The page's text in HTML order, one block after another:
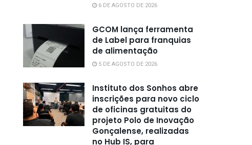
6 DE AGOSTO DE 2026
GCOM lança ferramenta
de Label para franquias
de alimentação
5 DE AGOSTO DE 2026
Instituto dos Sonhos abre
inscrições para novo ciclo
de oficinas gratuitas do
projeto Polo de Inovação
Gonçalense, realizadas
no Hub IS, para